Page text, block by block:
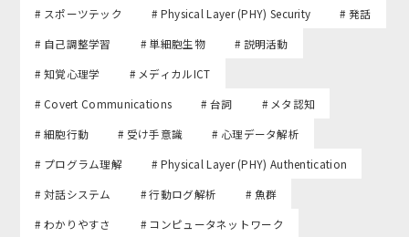
# スポーツテック
# Physical Layer (PHY) Security
# 発話
# 自己調整学習
# 単細胞生物
# 説明活動
# 知覚心理学
# メディカルICT
# Covert Communications
# 台詞
# メタ認知
# 細胞行動
# 受け手意識
# 心理データ解析
# プログラム理解
# Physical Layer (PHY) Authentication
# 対話システム
# 行動ログ解析
# 魚群
# わかりやすさ
# コンピュータネットワーク